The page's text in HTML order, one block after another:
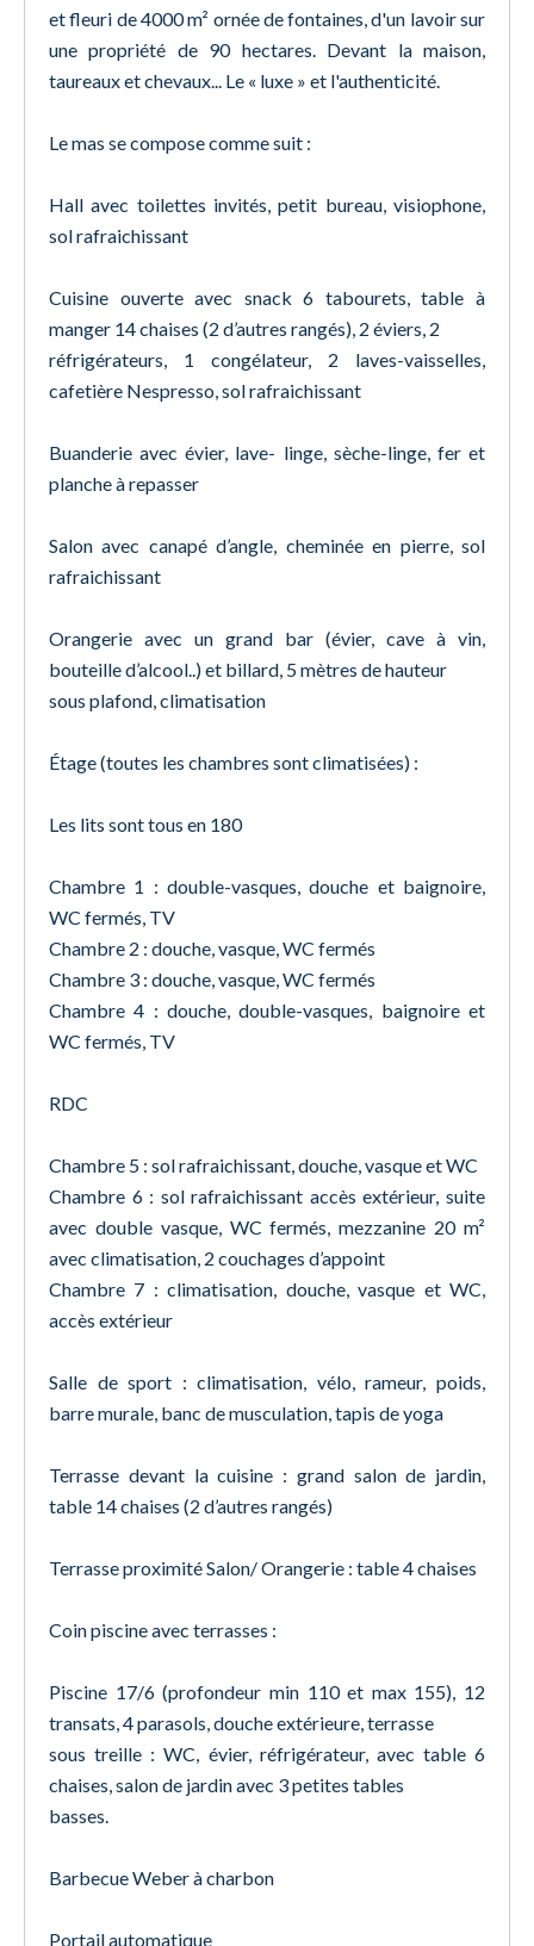
et fleuri de 4000 m² ornée de fontaines, d'un lavoir sur
une propriété de 90 hectares. Devant la maison,
taureaux et chevaux... Le « luxe » et l'authenticité.
Le mas se compose comme suit :
Hall avec toilettes invités, petit bureau, visiophone,
sol rafraichissant
Cuisine ouverte avec snack 6 tabourets, table à
manger 14 chaises (2 d’autres rangés), 2 éviers, 2
réfrigérateurs, 1 congélateur, 2 laves-vaisselles,
cafetière Nespresso, sol rafraichissant
Buanderie avec évier, lave- linge, sèche-linge, fer et
planche à repasser
Salon avec canapé d’angle, cheminée en pierre, sol
rafraichissant
Orangerie avec un grand bar (évier, cave à vin,
bouteille d’alcool..) et billard, 5 mètres de hauteur
sous plafond, climatisation
Étage (toutes les chambres sont climatisées) :
Les lits sont tous en 180
Chambre 1 : double-vasques, douche et baignoire,
WC fermés, TV
Chambre 2 : douche, vasque, WC fermés
Chambre 3 : douche, vasque, WC fermés
Chambre 4 : douche, double-vasques, baignoire et
WC fermés, TV
RDC
Chambre 5 : sol rafraichissant, douche, vasque et WC
Chambre 6 : sol rafraichissant accès extérieur, suite
avec double vasque, WC fermés, mezzanine 20 m²
avec climatisation, 2 couchages d’appoint
Chambre 7 : climatisation, douche, vasque et WC,
accès extérieur
Salle de sport : climatisation, vélo, rameur, poids,
barre murale, banc de musculation, tapis de yoga
Terrasse devant la cuisine : grand salon de jardin,
table 14 chaises (2 d’autres rangés)
Terrasse proximité Salon/ Orangerie : table 4 chaises
Coin piscine avec terrasses :
Piscine 17/6 (profondeur min 110 et max 155), 12
transats, 4 parasols, douche extérieure, terrasse
sous treille : WC, évier, réfrigérateur, avec table 6
chaises, salon de jardin avec 3 petites tables
basses.
Barbecue Weber à charbon
Portail automatique